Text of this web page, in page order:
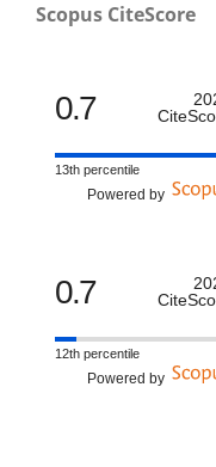
Scopus CiteScore
0.7
13th percentile
Powered by
0.7
12th percentile
Powered by